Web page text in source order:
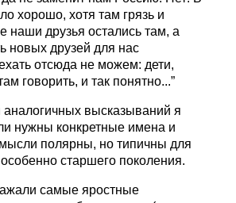
хорошо, хотя там грязь и
наши друзья остались там, а
новых друзей для нас
отсюда не можем: дети,
говорить, и так понятно...”
аналогичных высказываний я
нужны конкретные имена и
полярны, но типичны для
старшего поколения.
самые яростные